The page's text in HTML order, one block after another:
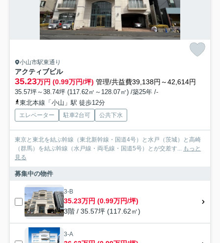
小山市駅東通り
アクティブビル
35.23万円 (0.99万円/坪) 管理/共益費39,138円～42,614円
35.57坪～38.74坪 (117.62㎡～128.07㎡) /築25年 /-
東北本線「小山」駅 徒歩12分
エレベーター 駐車2台可 公共下水
東京と東北を結ぶ幹線（東北新幹線・国道4号）と水戸（茨城）と高崎
（群馬）を結ぶ幹線（水戸線・両毛線・国道5号）とが交差す... もっと
見る
募集中の物件
3-B
35.23万円 (0.99万円/坪)
3階 / 35.57坪 (117.62㎡)
3-A